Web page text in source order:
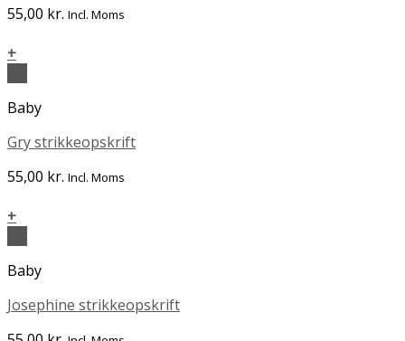
55,00 kr. Incl. Moms
+
Baby
Gry strikkeopskrift
55,00 kr. Incl. Moms
+
Baby
Josephine strikkeopskrift